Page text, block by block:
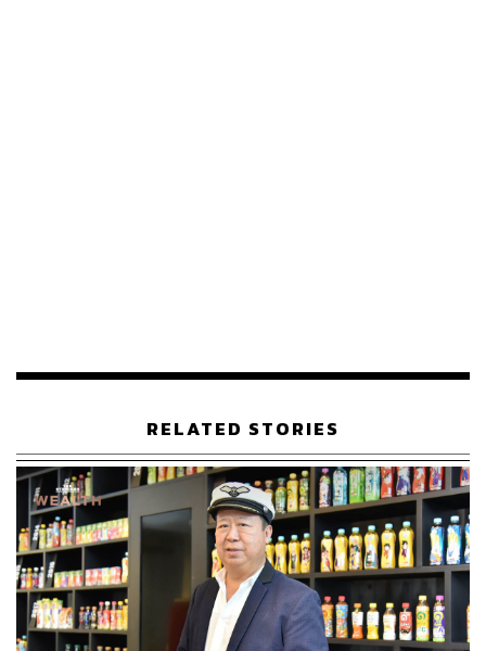
บ้านของอิชิตันนั้นครบหมดแล้ว โดยเฉพาะในส่วนของ R&D
ที่ได้เตรียมรสชาติไว้หมดแล้ว สำหรับสินค้าที่มาจากกัญชง
จริงๆ อิชิตันก็เชื่อว่าจะสามารถออกสินค้าเป็นกลุ่มแรกๆ ได้
เนื่องจากเป็นพันธมิตรกับโรงงานที่ได้รับอนุญาตให้ปลูกและ
สกัดได้
อย่างไรก็ตาม ตันย้ำว่าอิชิตันจะทำเฉพาะปลายน้ำในการนำ
สารสกัดมาผลิตสินค้า โดยจะไม่ลงทุนทำครบวงจรตั้งแต่
ต้นน้ำถึงปลายน้ำ เพราะว่าไม่ถนัด อีกอย่างอิชิตันมีนโยบาย
RELATED STORIES